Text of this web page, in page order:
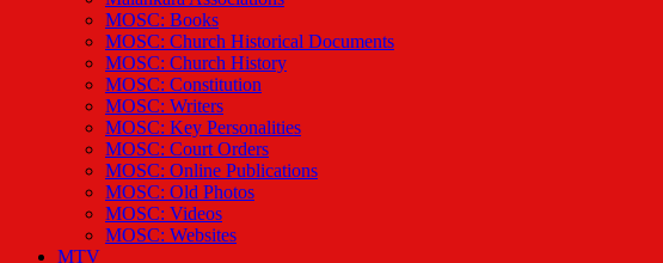
MOSC: Books
MOSC: Church Historical Documents
MOSC: Church History
MOSC: Constitution
MOSC: Writers
MOSC: Key Personalities
MOSC: Court Orders
MOSC: Online Publications
MOSC: Old Photos
MOSC: Videos
MOSC: Websites
MTV